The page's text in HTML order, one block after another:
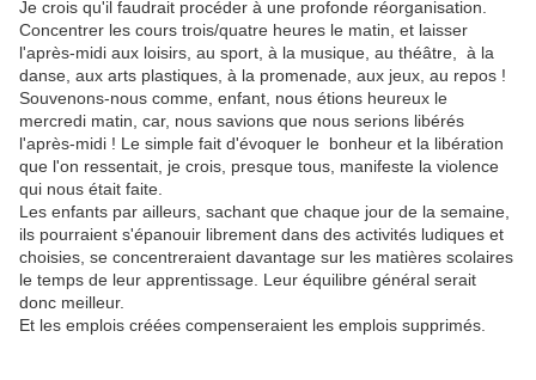
Je crois qu'il faudrait procéder à une profonde réorganisation.
Concentrer les cours trois/quatre heures le matin, et laisser
l'après-midi aux loisirs, au sport, à la musique, au théâtre, à la
danse, aux arts plastiques, à la promenade, aux jeux, au repos !
Souvenons-nous comme, enfant, nous étions heureux le
mercredi matin, car, nous savions que nous serions libérés
l'après-midi ! Le simple fait d'évoquer le bonheur et la libération
que l'on ressentait, je crois, presque tous, manifeste la violence
qui nous était faite.
Les enfants par ailleurs, sachant que chaque jour de la semaine,
ils pourraient s'épanouir librement dans des activités ludiques et
choisies, se concentreraient davantage sur les matières scolaires
le temps de leur apprentissage. Leur équilibre général serait
donc meilleur.
Et les emplois créées compenseraient les emplois supprimés.